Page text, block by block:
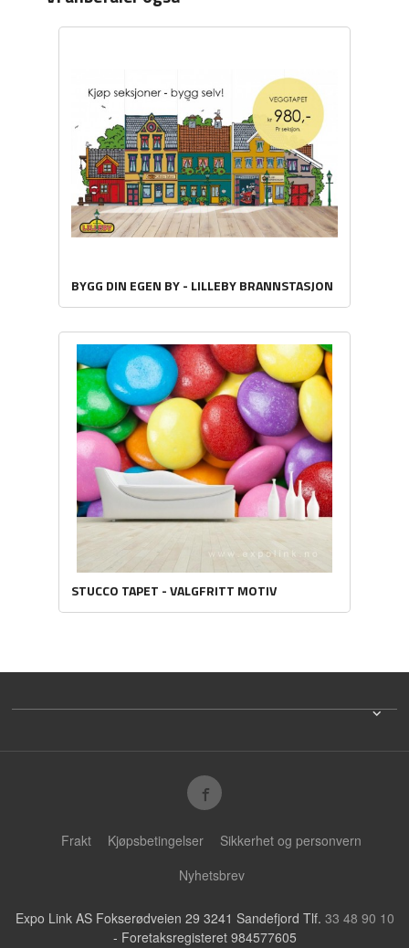
BYGG DIN EGEN BY - LILLEBY BRANNSTASJON
STUCCO TAPET - VALGFRITT MOTIV
Frakt Kjøpsbetingelser
Sikkerhet og personvern
Nyhetsbrev
Expo Link AS Fokserødveien 29 3241 Sandefjord Tlf. 33 48 90 10
- Foretaksregisteret 984577605